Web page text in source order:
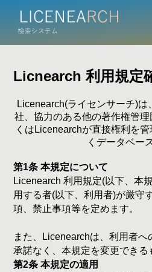
Licnearch 利用規定
Licenearch(ライセンサーチ)
社、協力のある他の著作権管
くはLicenearchが直接権利を
くデータベー
第1条 本規定について
Licenearch 利用規定(以下、本
用する者(以下、利用者)が厳守
項、禁止事項等を定めます。
また、Licenearchは、利用者
承諾なく、本規定を変更できる
第2条 本規定の適用